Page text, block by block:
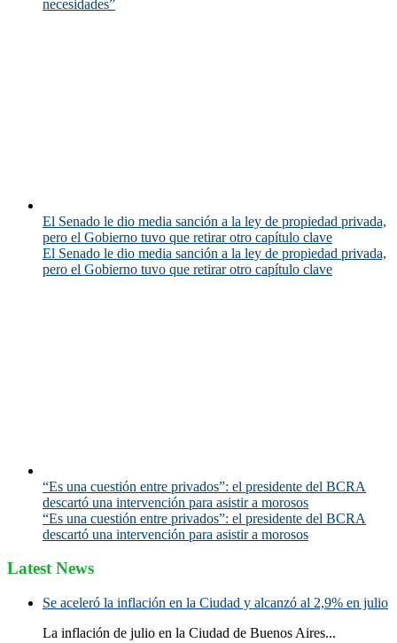
necesidades”
El Senado le dio media sanción a la ley de propiedad privada,
pero el Gobierno tuvo que retirar otro capítulo clave
El Senado le dio media sanción a la ley de propiedad privada,
pero el Gobierno tuvo que retirar otro capítulo clave
“Es una cuestión entre privados”: el presidente del BCRA
descartó una intervención para asistir a morosos
“Es una cuestión entre privados”: el presidente del BCRA
descartó una intervención para asistir a morosos
Latest News
Se aceleró la inflación en la Ciudad y alcanzó al 2,9% en julio
La inflación de julio en la Ciudad de Buenos Aires...